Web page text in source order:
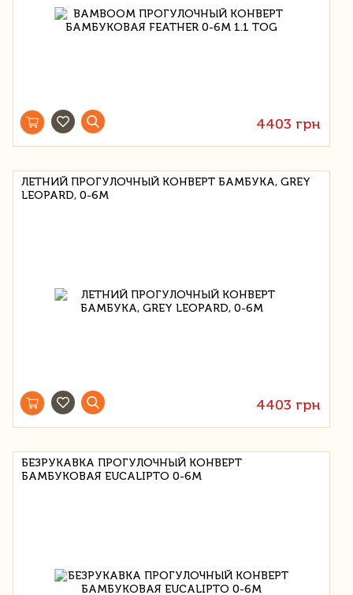
4403 грн
ЛЕТНИЙ ПРОГУЛОЧНЫЙ КОНВЕРТ БАМБУКА, GREY
LEOPARD, 0-6M
4403 грн
БЕЗРУКАВКА ПРОГУЛОЧНЫЙ КОНВЕРТ
БАМБУКОВАЯ EUCALIPTO 0-6M